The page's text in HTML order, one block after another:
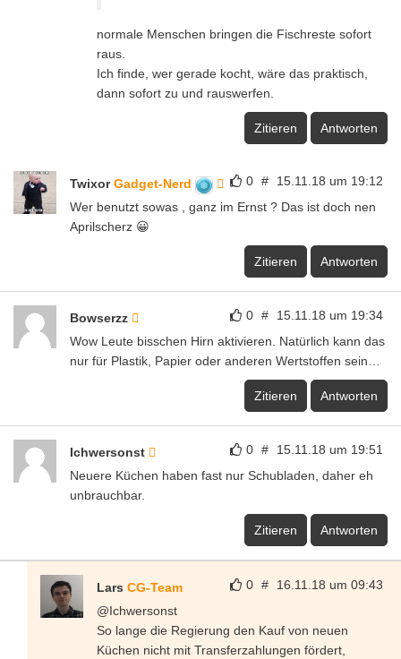
normale Menschen bringen die Fischreste sofort
raus.
Ich finde, wer gerade kocht, wäre das praktisch,
dann sofort zu und rauswerfen.
Zitieren Antworten
0 # 15.11.18 um 19:12
TwixorGadget-Nerd
Wer benutzt sowas , ganz im Ernst ? Das ist doch nen
Aprilscherz 😀
Zitieren Antworten
0 # 15.11.18 um 19:34
Bowserzz
Wow Leute bisschen Hirn aktivieren. Natürlich kann das
nur für Plastik, Papier oder anderen Wertstoffen sein…
Zitieren Antworten
0 # 15.11.18 um 19:51
Ichwersonst
Neuere Küchen haben fast nur Schubladen, daher eh
unbrauchbar.
Zitieren Antworten
0 # 16.11.18 um 09:43
Lars CG-Team
@Ichwersonst
So lange die Regierung den Kauf von neuen
Küchen nicht mit Transferzahlungen fördert,